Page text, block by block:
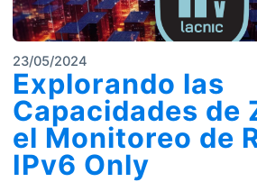
23/05/2024
Explorando las
Capacidades de
el Monitoreo de
IPv6 Only